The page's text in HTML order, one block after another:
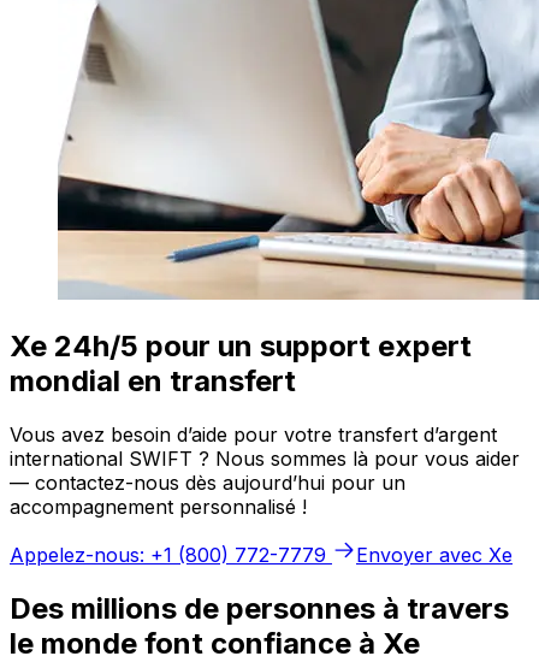
Xe 24h/5 pour un support expert
mondial en transfert
Vous avez besoin d’aide pour votre transfert d’argent
international SWIFT ? Nous sommes là pour vous aider
— contactez-nous dès aujourd’hui pour un
accompagnement personnalisé !
Appelez-nous: +1 (800) 772-7779
Envoyer avec Xe
Des millions de personnes à travers
le monde font confiance à Xe